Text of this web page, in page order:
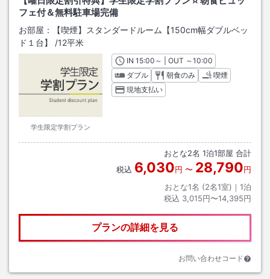
フェ付＆無料駐車場完備
お部屋：
【喫煙】スタンダードルーム【150cm幅ダブルベッ
ド１台】
/12平米
学生限定学割プラン
INチェックイン
15:00 ～ | OUT チェックアウト
～10:00
ダブル
朝食のみ
喫煙
現地支払い
おとな2名 1泊1部屋 合計
税込 6,030円 〜 28,790円
おとな1名 (2名1室)｜ 1泊
税込 3,015円〜14,395円
プランの詳細を見る
お問い合わせコード